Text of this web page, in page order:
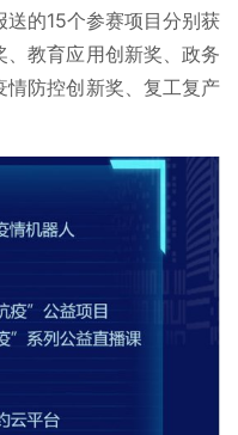
的15个参赛项目分别获
教育应用创新奖、政务
情防控创新奖、复工复产